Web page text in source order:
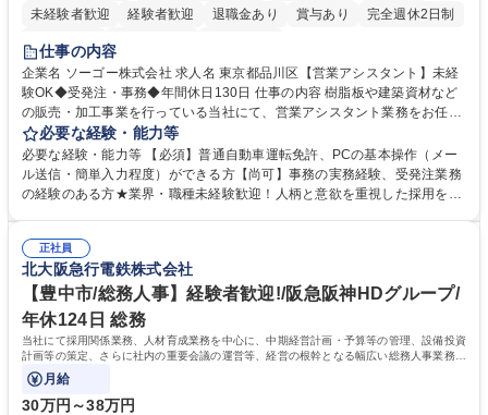
未経験者歓迎
経験者歓迎 退職金あり 賞与あり
完全週休2日制
交通費支給
仕事の内容
企業名 ソーゴー株式会社 求人名 東京都品川区【営業アシスタント】未経
験OK◆受発注・事務◆年間休日130日 仕事の内容 樹脂板や建築資材など
の販売・加工事業を行っている当社にて、営業アシスタント業務をお任せ
いたします。注文対応やWebデータの出力、各所への発注・加工依頼のほ
か、電話・メール対応等の事務業務を担当します。 ■受注・発注業務：FA
Xによる注文対応、Web発注データのプリントアウト、各仕入先・協力会
社への発注および加工依頼等 ■納品書・請求書の作成および発送手配 ■商
当社の指定する業務 募集職種 東京都品川区【営業アシスタント】未経験O
K◆受発注・事務◆年間休日130日
必要な経験・能力等
必要な経験・能力等 【必須】普通自動車運転免許、PCの基本操作（メー
ル送信・簡単入力程度）ができる方【尚可】事務の実務経験、受発注業務
の経験のある方★業界・職種未経験歓迎！人柄と意欲を重視した採用を行
変化に臨機応変かつ柔軟に対応できる方、約束を守り正確に作業を進めら
れる方を求めています。高度なPCスキルや関数知識は一切不要です。丁
寧な指導体制が整っているため、安心してお仕事をスタートしていただけ
ます。 学歴・資格 学歴：大学院 大学 高専 短大 専修学校 高校 語学力：
資格：
正社員
北大阪急行電鉄株式会社
【豊中市/総務人事】経験者歓迎!/阪急阪神HDグループ/
年休124日 総務
当社にて採用関係業務、人材育成業務を中心に、中期経営計画・予算等の管理、設備投資
計画等の策定、さらに社内の重要会議の運営等、経営の根幹となる幅広い総務人事業務全
般を担当していただきます。
月給
30万円～38万円